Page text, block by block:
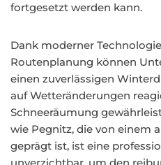
fortgesetzt werden kann.
Dank moderner
Routenplanung können
einen zuverlässigen
auf Wetteränderungen
Schneeräumung
wie Pegnitz, die von einem
geprägt ist, ist eine